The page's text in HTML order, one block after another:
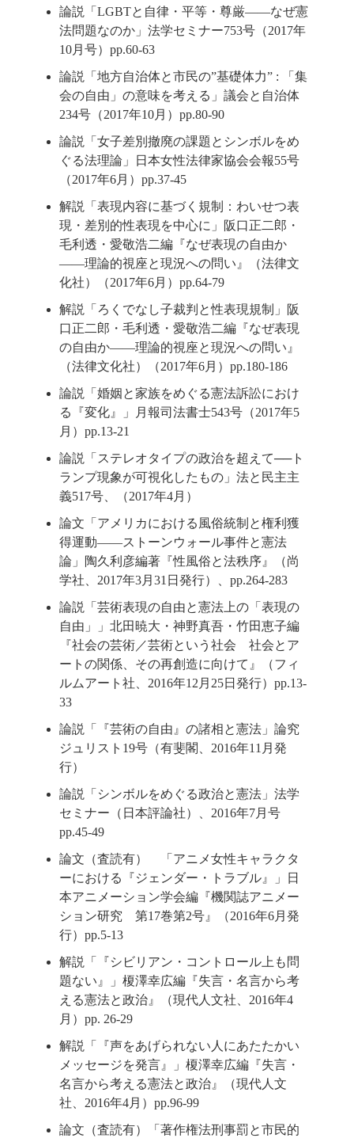
論説「LGBTと自律・平等・尊厳――なぜ憲
法問題なのか」法学セミナー753号（2017年
10月号）pp.60-63
論説「地方自治体と市民の”基礎体力” : 「集
会の自由」の意味を考える」議会と自治体
234号（2017年10月）pp.80-90
論説「女子差別撤廃の課題とシンボルをめ
ぐる法理論」日本女性法律家協会会報55号
（2017年6月）pp.37-45
解説「表現内容に基づく規制：わいせつ表
現・差別的性表現を中心に」阪口正二郎・
毛利透・愛敬浩二編『なぜ表現の自由か
――理論的視座と現況への問い』（法律文
化社）（2017年6月）pp.64-79
解説「ろくでなし子裁判と性表現規制」阪
口正二郎・毛利透・愛敬浩二編『なぜ表現
の自由か――理論的視座と現況への問い』
（法律文化社）（2017年6月）pp.180-186
論説「婚姻と家族をめぐる憲法訴訟におけ
る『変化』」月報司法書士543号（2017年5
月）pp.13-21
論説「ステレオタイプの政治を超えて──ト
ランプ現象が可視化したもの」法と民主主
義517号、（2017年4月）
論文「アメリカにおける風俗統制と権利獲
得運動――ストーンウォール事件と憲法
論」陶久利彦編著『性風俗と法秩序』（尚
学社、2017年3月31日発行）、pp.264-283
論説「芸術表現の自由と憲法上の「表現の
自由」」北田暁大・神野真吾・竹田恵子編
『社会の芸術／芸術という社会 社会とア
ートの関係、その再創造に向けて』（フィ
ルムアート社、2016年12月25日発行）pp.13-
33
論説「『芸術の自由』の諸相と憲法」論究
ジュリスト19号（有斐閣、2016年11月発
行）
論説「シンボルをめぐる政治と憲法」法学
セミナー（日本評論社）、2016年7月号
pp.45-49
論文（査読有） 「アニメ女性キャラクタ
ーにおける『ジェンダー・トラブル』」日
本アニメーション学会編『機関誌アニメー
ション研究 第17巻第2号』（2016年6月発
行）pp.5-13
解説「『シビリアン・コントロール上も問
題ない』」榎澤幸広編『失言・名言から考
える憲法と政治』（現代人文社、2016年4
月）pp. 26-29
解説「『声をあげられない人にあたたかい
メッセージを発言』」榎澤幸広編『失言・
名言から考える憲法と政治』（現代人文
社、2016年4月）pp.96-99
論文（査読有）「著作権法刑事罰と市民的